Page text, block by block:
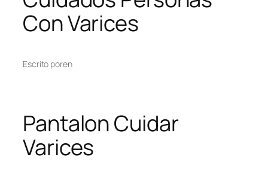
Con Varices
Escrito poren
Pantalon Cuidar
Varices